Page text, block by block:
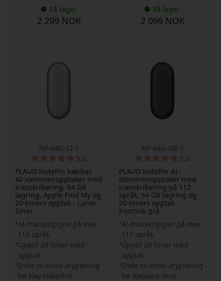
På lager
2 299 NOK
På lager
2 099 NOK
NP-64G-SI-1
5.0
PLAUD NotePin bærbar
AI-stemmenopptaker med
transkribering, 64 GB
lagring, Apple Find My og
20 timers opptak - Lunar
Silver
AI-transkripsjon på over
112 språk
Opptil 20 timer med
opptak
Ende-til-ende-kryptering
for høy sikkerhet
NP-64G-GR-1
5.0
PLAUD NotePin AI-
stemmenopptaker med
transkribering på 112
språk, 64 GB lagring og
20 timers opptak -
Kosmisk grå
AI-transkripsjon på over
112 språk
Opptil 20 timer med
opptak
Ende-til-ende-kryptering
for dataene dine